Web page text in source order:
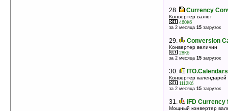
28. Currency
Конвертер валют
460Кб
за 2 месяца 15 загрузок
29. Conversion
Конвертер величин
28Кб
за 2 месяца 15 загрузок
30.
Конвертер календарей
1112Кб
за 2 месяца 15 загрузок
31. iFD Currency
Мощный конвертер